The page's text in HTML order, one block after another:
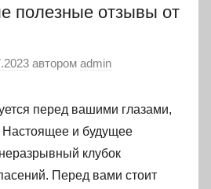
полезные отзывы от
автором admin
перед вашими глазами,
и будущее
клубок
Перед вами стоит